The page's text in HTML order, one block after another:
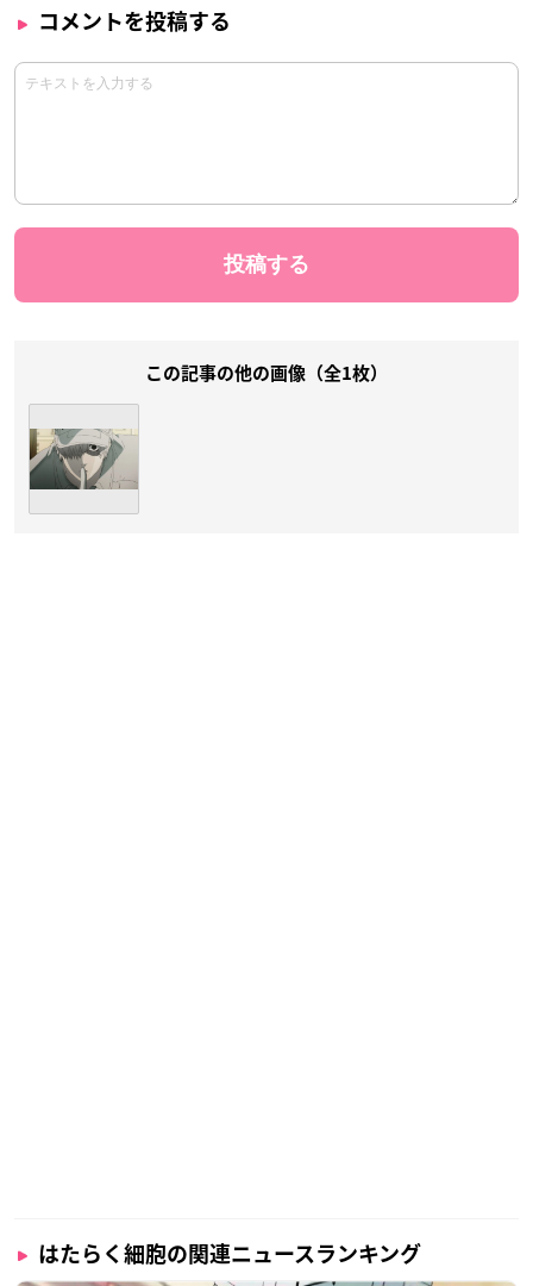
コメントを投稿する
この記事の他の画像（全1枚）
はたらく細胞の関連ニュースランキング